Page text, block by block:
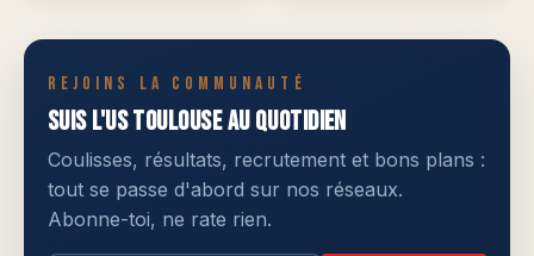
REJOINS LA COMMUNAUTÉ
Suis l'US Toulouse au quotidien
Coulisses, résultats, recrutement et bons plans :
tout se passe d'abord sur nos réseaux.
Abonne-toi, ne rate rien.